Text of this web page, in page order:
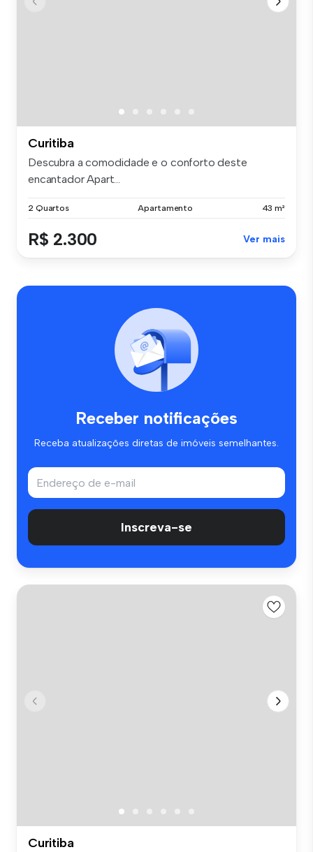
Curitiba
Descubra a comodidade e o conforto deste
encantador Apart...
2 Quartos Apartamento 43 m²
R$ 2.300 Ver mais
Receber notificações
Receba atualizações diretas de imóveis semelhantes.
Inscreva-se
Curitiba